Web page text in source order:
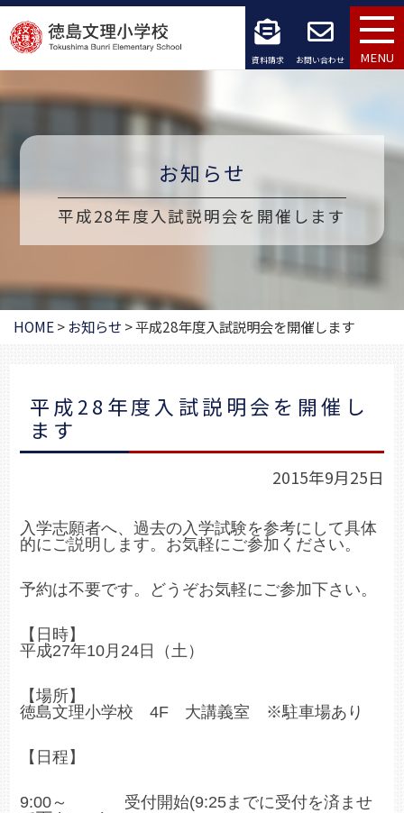
コ
ン
テ
へ
ッ
プ
資料請求 お問い合わせ MENU
お知らせ
平成28年度入試説明会を開催します
HOME>お知らせ >平成28年度入試説明会を開催します
平成28年度入試説明会を開催し
ます
2015年9月25日
入学志願者へ、過去の入学試験を参考にして具体
的にご説明します。お気軽にご参加ください。
予約は不要です。どうぞお気軽にご参加下さい。
【日時】
平成27年10月24日（土）
【場所】
徳島文理小学校 4F 大講義室 ※駐車場あり
【日程】
9:00～ 受付開始(9:25までに受付を済ませ